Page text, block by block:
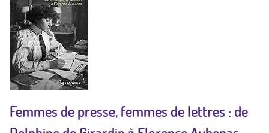
Femmes de presse, femmes de lettres : de